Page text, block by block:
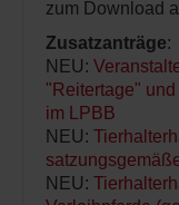
zum Download
Zusatzanträge:
NEU:
"Reitertage"
im LPBB
NEU:
NEU: